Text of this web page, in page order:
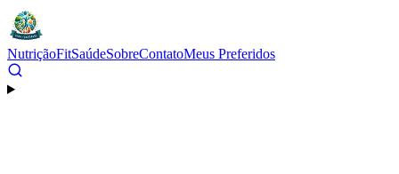
NutriçãoFitSaúdeSobreContatoMeus Preferidos